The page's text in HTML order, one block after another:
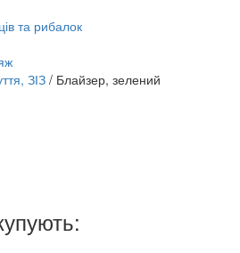
та рибалок
ЗІЗ / Блайзер, зелений